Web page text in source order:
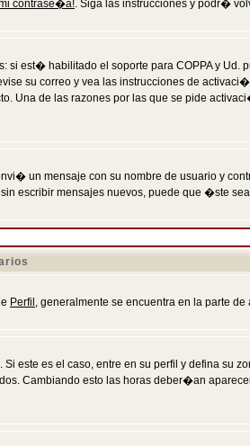
contrase�a!. Siga las instrucciones y podr�
si est� habilitado el soporte para COPPA y Ud.
su correo y vea las instrucciones de
Una de las razones por las que se pide
un mensaje con su nombre de usuario y
escribir mensajes nuevos, puede que �ste
Perfil , generalmente se encuentra en la parte
este es el caso, entre en su perfil y defina su
Cambiando esto las horas deber�an